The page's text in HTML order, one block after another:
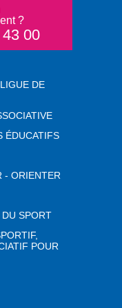
?
00
DE
ÉDUCATIFS
- ORIENTER
DU SPORT
POUR